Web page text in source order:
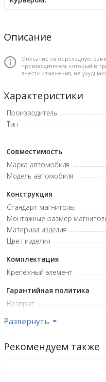
Описание
Описание на переходную
производителем, который в
внести изменения, не
Характеристики
Производитель
Тип
Совместимость
Марка автомобиля
Модель автомобиля
Конструкция
Стандарт магнитолы
Монтажные размер
Материал изделия
Цвет изделия
Комплектация
Крепёжный элемент
Гарантийная политика
Возврат
Развернуть
Рекомендуем также